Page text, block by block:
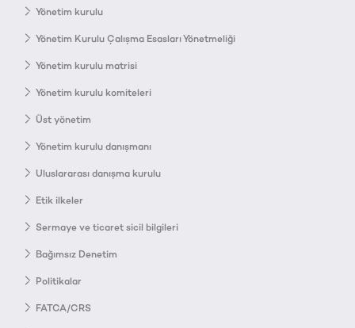
Yönetim kurulu
Yönetim Kurulu Çalışma Esasları Yönetmeliği
Yönetim kurulu matrisi
Yönetim kurulu komiteleri
Üst yönetim
Yönetim kurulu danışmanı
Uluslararası danışma kurulu
Etik ilkeler
Sermaye ve ticaret sicil bilgileri
Bağımsız Denetim
Politikalar
FATCA/CRS